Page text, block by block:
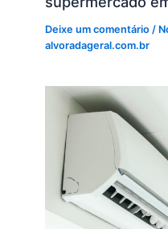
Deixe um comentário /
alvoradageral.com.br